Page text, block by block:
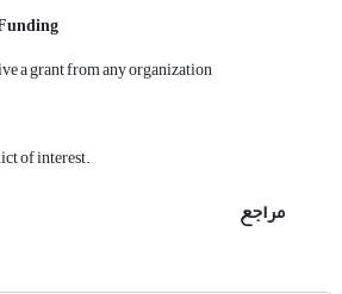
a grant from any organization
of interest.
مراجع